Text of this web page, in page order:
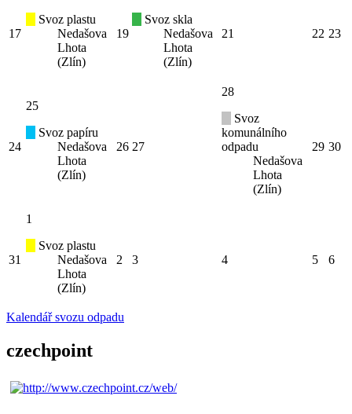
17
Svoz plastu
Nedašova
Lhota
(Zlín)
19
Svoz skla
Nedašova
Lhota
(Zlín)
21 22 23
24
25
Svoz papíru
Nedašova
Lhota
(Zlín)
26 27
28
Svoz
komunálního
odpadu
Nedašova
Lhota
(Zlín)
29 30
31
1
Svoz plastu
Nedašova
Lhota
(Zlín)
2 3 4 5 6
Kalendář svozu odpadu
czechpoint